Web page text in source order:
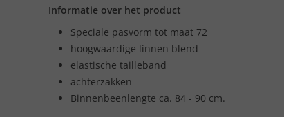
Informatie over het product
Speciale pasvorm tot maat 72
hoogwaardige linnen blend
elastische tailleband
achterzakken
Binnenbeenlengte ca. 84 - 90 cm.